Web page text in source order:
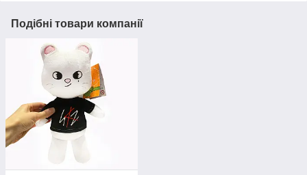
Подібні товари компанії